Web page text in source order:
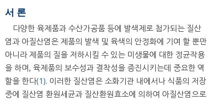
서 론
다양한 육제품과 수산가공품 등에 발색제로 첨가되는 질산
염과 아질산염은 제품의 발색 및 육색의 안정화에 기여 할 뿐만
아니라 제품의 질을 저하시킬 수 있는 미생물에 대한 정균작용
을 하며, 육제품의 보수성과 결착성을 증진시키는데 중요한 역
할을 한다(1). 이러한 질산염은 소화기관 내에서나 식품의 저장
중에 질산염 환원세균과 질산환원효소에 의하여 아질산염으로